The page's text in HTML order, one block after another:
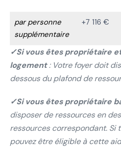
par personne
supplémentaire
+7 116 €
✓Si vous êtes propriétaire
logement: Votre foyer doit
dessous du plafond de
✓Si vous êtes propriétaire
disposer de ressources en
ressources correspondant. Si
pouvez être éligible à cette